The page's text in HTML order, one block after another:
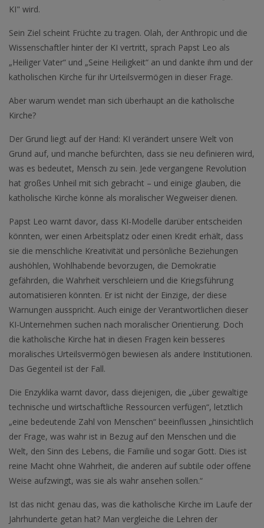
KI" wird.
Sein Ziel scheint Früchte zu tragen. Olah, der Anthropic und die
Wissenschaftler hinter der KI vertritt, sprach Papst Leo als
„Heiliger Vater“ und „Seine Heiligkeit“ an und dankte ihm und der
katholischen Kirche für ihr Urteilsvermögen in dieser Frage.
Aber warum wendet man sich überhaupt an die katholische
Kirche?
Der Grund liegt auf der Hand: KI verändert unsere Welt von
Grund auf, und manche befürchten, dass sie neu definieren wird,
was es bedeutet, Mensch zu sein. Jede vergangene Revolution
hat großes Unheil mit sich gebracht – und einige glauben, die
katholische Kirche könne als moralischer Wegweiser dienen.
Papst Leo warnt davor, dass KI-Modelle darüber entscheiden
könnten, wer einen Arbeitsplatz oder einen Kredit erhält, dass
sie die menschliche Kreativität und persönliche Beziehungen
aushöhlen, Wohlhabende bevorzugen, die Demokratie
gefährden, die Wahrheit verschleiern und die Kriegsführung
automatisieren könnten. Er ist nicht der Einzige, der diese
Warnungen ausspricht. Auch einige der Verantwortlichen dieser
KI-Unternehmen suchen nach moralischer Orientierung. Doch
die katholische Kirche hat in diesen Fragen kein besseres
moralisches Urteilsvermögen bewiesen als andere Institutionen.
Das Gegenteil ist der Fall.
Die Enzyklika warnt davor, dass diejenigen, die „über gewaltige
technische und wirtschaftliche Ressourcen verfügen“, letztlich
„eine bedeutende Zahl von Menschen“ beeinflussen „hinsichtlich
der Frage, was wahr ist in Bezug auf den Menschen und die
Welt, den Sinn des Lebens, die Familie und sogar Gott. Dies ist
reine Macht ohne Wahrheit, die anderen auf subtile oder offene
Weise aufzwingt, was sie als wahr ansehen sollen.“
Ist das nicht genau das, was die katholische Kirche im Laufe der
Jahrhunderte getan hat? Man vergleiche die Lehren der